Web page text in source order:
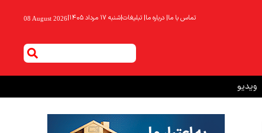
تماس با ما| درباره ما| تبلیغات|شنبه ۱۷ مرداد ۱۴۰۵ |
08 August 2026
ویدیو